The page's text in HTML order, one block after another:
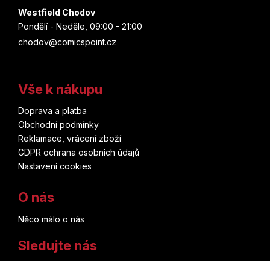
Westfield Chodov
Pondělí - Neděle, 09:00 - 21:00
chodov@comicspoint.cz
Vše k nákupu
Doprava a platba
Obchodní podmínky
Reklamace, vrácení zboží
GDPR ochrana osobních údajů
Nastavení cookies
O nás
Něco málo o nás
Sledujte nás